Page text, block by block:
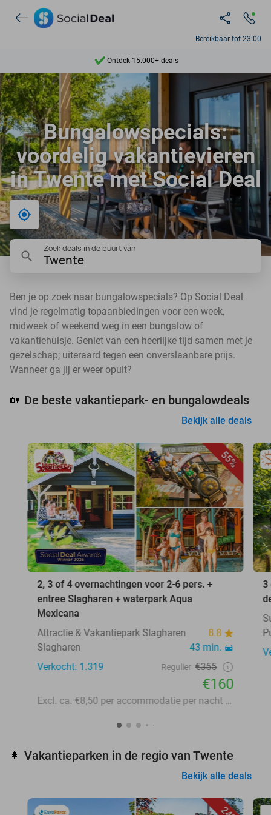
Bereikbaar tot 23:00
Ontdek 15.000+ deals
7 dagen per week beschikbaar
10+ miljoen leden
9,4
Ontdek 15.000+ deals
Bungalowspecials:
voordelig vakantievieren
in Twente met Social Deal
Bij mij in de buurt
Zoek deals in de buurt van
Twente
Ben je op zoek naar bungalowspecials? Op Social Deal
vind je regelmatig topaanbiedingen voor een week,
midweek of weekend weg in een bungalow of
vakantiehuisje. Geniet van een heerlijke tijd samen met je
gezelschap; uiteraard tegen een onverslaanbare prijs.
Wanneer ga jij er weer opuit?
🏡 De beste vakantiepark- en bungalowdeals
Bekijk alle deals
55%
2, 3 of 4 overnachtingen voor 2-6 pers. +
entree Slagharen + waterpark Aqua
Mexicana
Attractie & Vakantiepark Slagharen
8.8
Slagharen
43 min.
Verkocht: 1.319
Regulier €355
€160
Excl. ca. €8,50 per accommodatie per nacht aan lokale heffingen
3
🌲 Vakantieparken in de regio van Twente
Bekijk alle deals